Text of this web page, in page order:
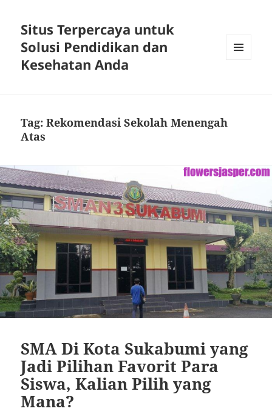
Situs Terpercaya untuk
Solusi Pendidikan dan
Kesehatan Anda
Tag:Rekomendasi Sekolah Menengah
Atas
SMA Di Kota Sukabumi yang
Jadi Pilihan Favorit Para
Siswa, Kalian Pilih yang
Mana?